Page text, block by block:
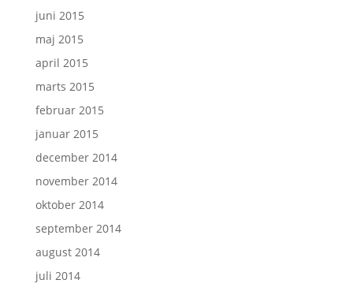
juni 2015
maj 2015
april 2015
marts 2015
februar 2015
januar 2015
december 2014
november 2014
oktober 2014
september 2014
august 2014
juli 2014